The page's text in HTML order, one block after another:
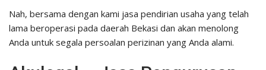
Nah, bersama dengan kami jasa pendirian usaha yang telah
lama beroperasi pada daerah Bekasi dan akan menolong
Anda untuk segala persoalan perizinan yang Anda alami.